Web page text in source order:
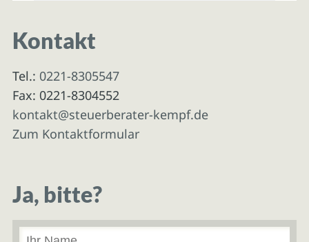
Kontakt
Tel.: 0221-8305547
Fax: 0221-8304552
kontakt@steuerberater-kempf.de
Zum Kontaktformular
Ja, bitte?